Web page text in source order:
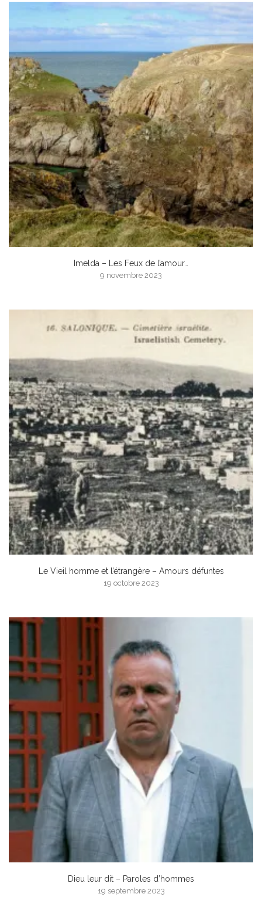
Imelda – Les Feux de l’amour…
9 novembre 2023
Le Vieil homme et l’étrangère – Amours défuntes
19 octobre 2023
Dieu leur dit – Paroles d’hommes
19 septembre 2023